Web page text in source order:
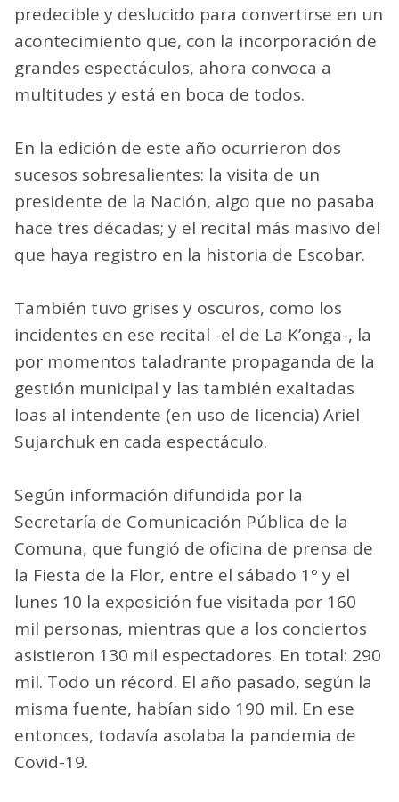
predecible y deslucido para convertirse en un
acontecimiento que, con la incorporación de
grandes espectáculos, ahora convoca a
multitudes y está en boca de todos.
En la edición de este año ocurrieron dos
sucesos sobresalientes: la visita de un
presidente de la Nación, algo que no pasaba
hace tres décadas; y el recital más masivo del
que haya registro en la historia de Escobar.
También tuvo grises y oscuros, como los
incidentes en ese recital -el de La K’onga-, la
por momentos taladrante propaganda de la
gestión municipal y las también exaltadas
loas al intendente (en uso de licencia) Ariel
Sujarchuk en cada espectáculo.
Según información difundida por la
Secretaría de Comunicación Pública de la
Comuna, que fungió de oficina de prensa de
la Fiesta de la Flor, entre el sábado 1º y el
lunes 10 la exposición fue visitada por 160
mil personas, mientras que a los conciertos
asistieron 130 mil espectadores. En total: 290
mil. Todo un récord. El año pasado, según la
misma fuente, habían sido 190 mil. En ese
entonces, todavía asolaba la pandemia de
Covid-19.